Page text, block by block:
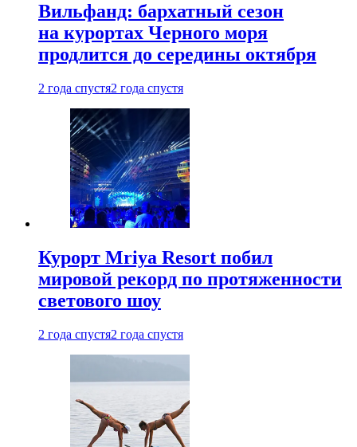
Вильфанд: бархатный сезон
на курортах Черного моря
продлится до середины октября
2 года спустя2 года спустя
Курорт Mriya Resort побил
мировой рекорд по протяженности
светового шоу
2 года спустя2 года спустя